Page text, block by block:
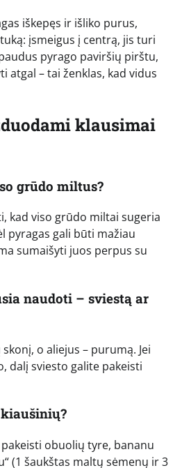
iškepęs ir išliko purus,
įsmeigus į centrą, jis turi
pyrago paviršių pirštu,
atgal – tai ženklas, kad vidus
klausimai
grūdo miltus?
kad viso grūdo miltai sugeria
pyragas gali būti mažiau
sumaišyti juos perpus su
naudoti – sviestą ar
o aliejus – purumą. Jei
dalį sviesto galite pakeisti
obuolių tyre, bananu
(1 šaukštas maltų sėmenų ir 3